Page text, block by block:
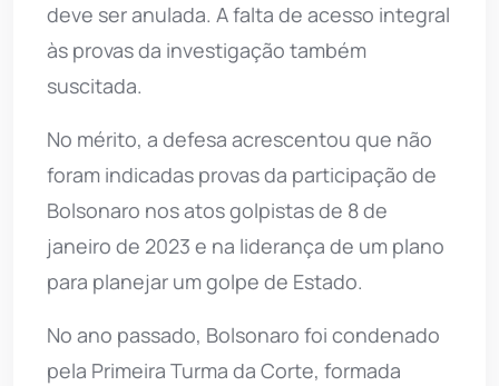
deve ser anulada. A falta de acesso integral
às provas da investigação também
suscitada.
No mérito, a defesa acrescentou que não
foram indicadas provas da participação de
Bolsonaro nos atos golpistas de 8 de
janeiro de 2023 e na liderança de um plano
para planejar um golpe de Estado.
No ano passado, Bolsonaro foi condenado
pela Primeira Turma da Corte, formada